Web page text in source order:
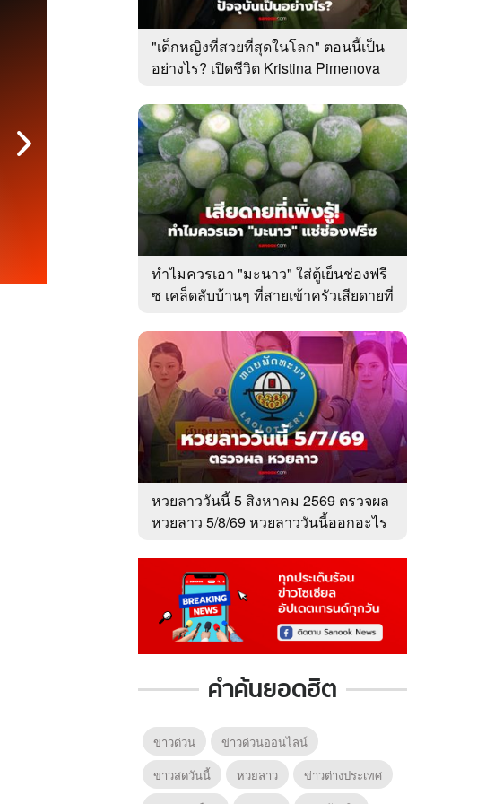
5 6 หากวินาทีนั้นไม่
พบเธอ 7 หากวินาทีนั้นไม่
พบเธอ (พากย์
ไทย)
"เด็กหญิงที่สวยที่สุดในโลก" ตอนนี้เป็น
อย่างไร? เปิดชีวิต Kristina Pimenova
ทำไมควรเอา "มะนาว" ใส่ตู้เย็นช่องฟรี
ซ เคล็ดลับบ้านๆ ที่สายเข้าครัวเสียดายที่
หวยลาววันนี้ 5 สิงหาคม 2569 ตรวจผล
หวยลาว 5/8/69 หวยลาววันนี้ออกอะไร
คำค้นยอดฮิต
ข่าวด่วน
ข่าวด่วนออนไลน์
ข่าวสดวันนี้
หวยลาว
ข่าวต่างประเทศ